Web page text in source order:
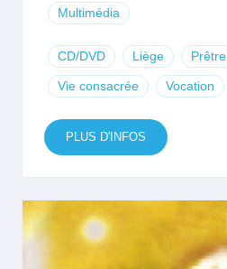
Multimédia
CD/DVD Liège Prêtre
Vie consacrée Vocation
PLUS D'INFOS